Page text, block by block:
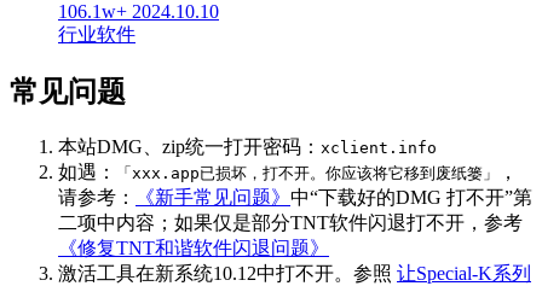
106.1w+ 2024.10.10
行业软件
常见问题
本站DMG、zip统一打开密码： xclient.info
如遇： 「xxx.app已损坏，打不开。你应该将它移到废纸篓」
，
请参考：
《新手常见问题》 中“下载好的DMG 打不开”第
二项中内容；如果仅是部分TNT软件闪退打不开，参考
《修复TNT和谐软件闪退问题》
激活工具在新系统10.12中打不开。参照 让Special-K系列